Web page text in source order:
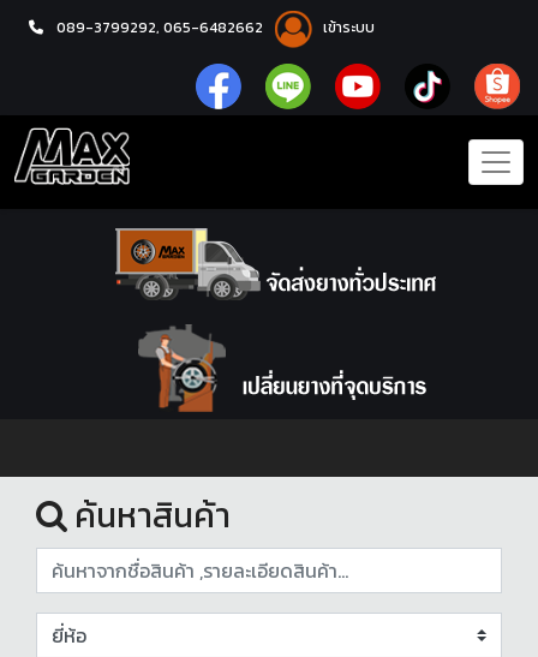
089-3799292, 065-6482662 เข้าระบบ
หน้าแรก
ค้นหาสินค้า